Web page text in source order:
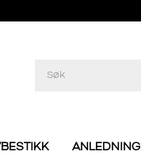
ANLEDNING